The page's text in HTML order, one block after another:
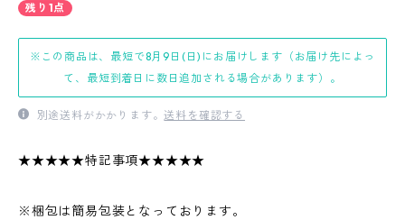
残り1点
※この商品は、最短で8月9日(日)にお届けします（お届け先によっ
て、最短到着日に数日追加される場合があります）。
別途送料がかかります。送料を確認する
★★★★★特記事項★★★★★
※梱包は簡易包装となっております。